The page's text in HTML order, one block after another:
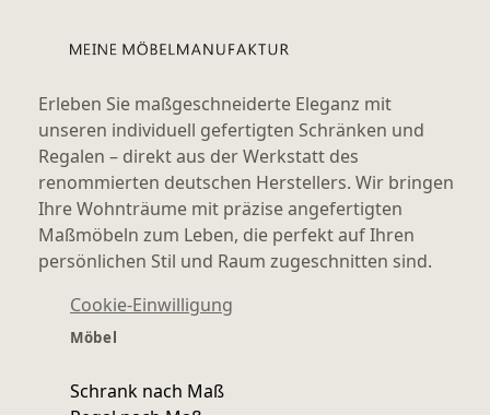
Erleben Sie maßgeschneiderte Eleganz mit
unseren individuell gefertigten Schränken und
Regalen – direkt aus der Werkstatt des
renommierten deutschen Herstellers. Wir bringen
Ihre Wohnträume mit präzise angefertigten
Maßmöbeln zum Leben, die perfekt auf Ihren
persönlichen Stil und Raum zugeschnitten sind.
Cookie-Einwilligung
Möbel
Schrank nach Maß